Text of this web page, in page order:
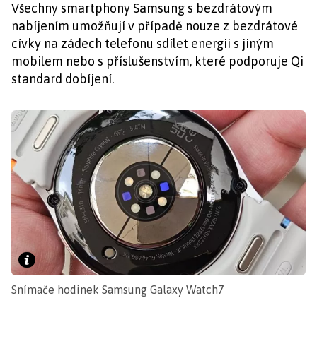
Všechny smartphony Samsung s bezdrátovým
nabíjením umožňují v případě nouze z bezdrátové
cívky na zádech telefonu sdílet energii s jiným
mobilem nebo s příslušenstvím, které podporuje Qi
standard dobíjení.
Snímače hodinek Samsung Galaxy Watch7